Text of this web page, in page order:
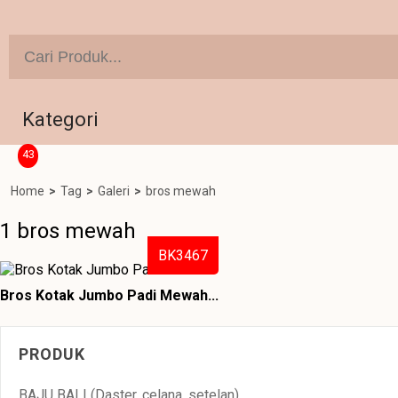
Kategori
43
Home > Tag > Galeri > bros mewah
1 bros mewah
BK3467
Bros Kotak Jumbo Padi Mewah...
PRODUK